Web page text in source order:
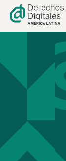
contenido